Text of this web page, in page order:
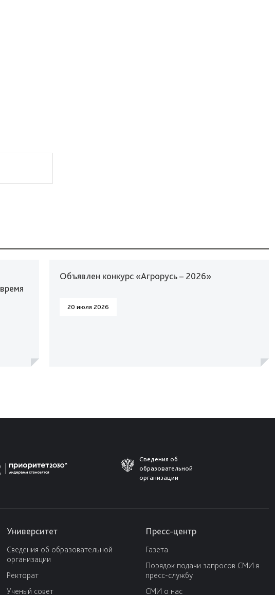
Объявлен конкурс «Агрорусь – 2026»
20 июля 2026
Сведения об
образовательной
организации
Университет
Сведения об образовательной
организации
Ректорат
Ученый совет
Пресс-центр
Газета
Порядок подачи запросов СМИ в
пресс-службу
СМИ о нас